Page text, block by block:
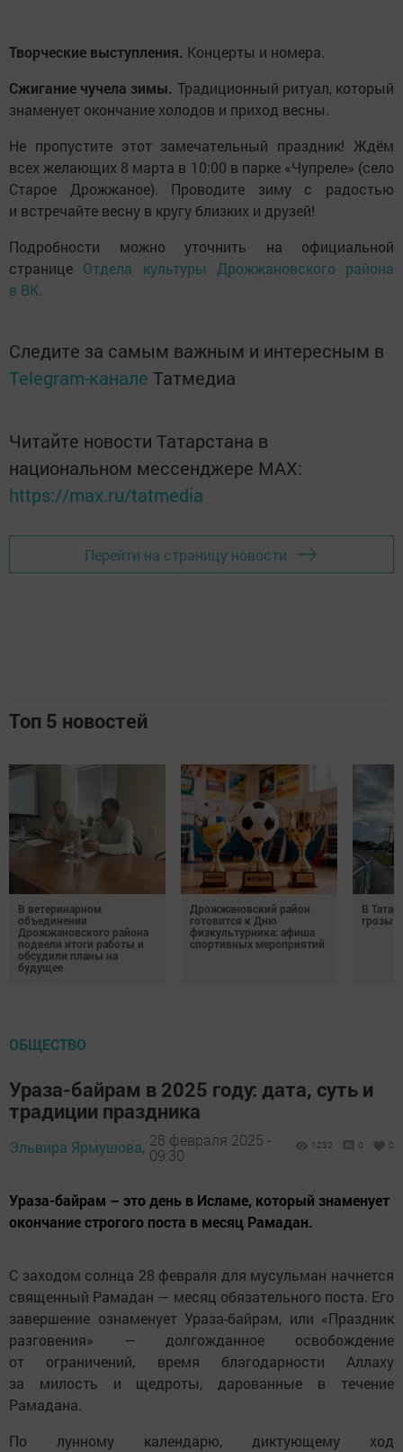
Творческие выступления. Концерты и номера.
Сжигание чучела зимы. Традиционный ритуал, который
знаменует окончание холодов и приход весны.
Не пропустите этот замечательный праздник! Ждём
всех желающих 8 марта в 10:00 в парке «Чупреле» (село
Старое Дрожжаное). Проводите зиму с радостью
и встречайте весну в кругу близких и друзей!
Подробности можно уточнить на официальной
странице Отдела культуры Дрожжановского района
в ВК.
Следите за самым важным и интересным в
Telegram-канале Татмедиа
Читайте новости Татарстана в
национальном мессенджере MАХ:
https://max.ru/tatmedia
Перейти на страницу новости
Топ 5 новостей
В ветеринарном
объединении
Дрожжановского района
подвели итоги работы и
обсудили планы на
будущее
Дрожжановский район
готовится к Дню
физкультурника: афиша
спортивных мероприятий
В
грозы
ОБЩЕСТВО
Ураза-байрам в 2025 году: дата, суть и
традиции праздника
Эльвира Ярмушова, 28 февраля 2025 -
09:30
1232 0 0
Ураза-байрам – это день в Исламе, который знаменует
окончание строгого поста в месяц Рамадан.
С заходом солнца 28 февраля для мусульман начнется
священный Рамадан — месяц обязательного поста. Его
завершение ознаменует Ураза-байрам, или «Праздник
разговения» — долгожданное освобождение
от ограничений, время благодарности Аллаху
за милость и щедроты, дарованные в течение
Рамадана.
По лунному календарю, диктующему ход